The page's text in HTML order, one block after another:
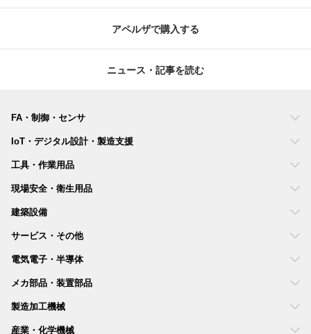
アペルザで購入する
ニュース・記事を読む
FA・制御・センサ
IoT・デジタル設計・製造支援
工具・作業用品
現場安全・衛生用品
建築設備
サービス・その他
電気電子・半導体
メカ部品・装置部品
製造加工機械
産業・化学機械